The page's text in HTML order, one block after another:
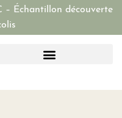
Échantillon découverte